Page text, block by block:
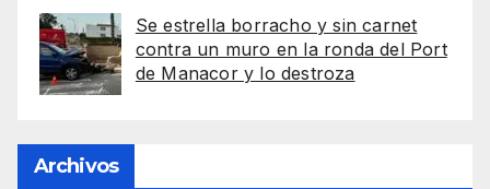
Se estrella borracho y sin carnet
contra un muro en la ronda del Port
de Manacor y lo destroza
Archivos